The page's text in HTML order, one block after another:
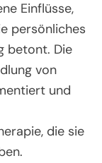
Einflüsse,
persönliches
betont. Die
von
und
die sie